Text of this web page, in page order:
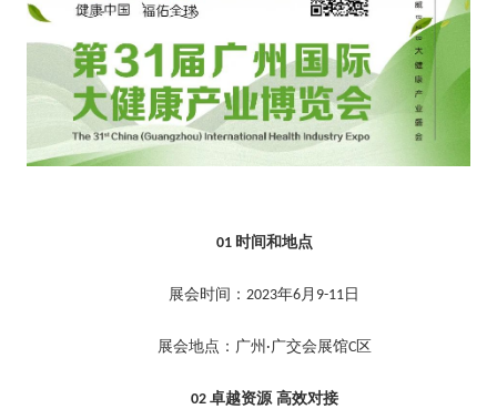
01 时间和地点
展会 时间： 2023年6 月 9-11 日
展会地点 ： 广州 · 广交会展馆C区
02 卓越资源 高效对接